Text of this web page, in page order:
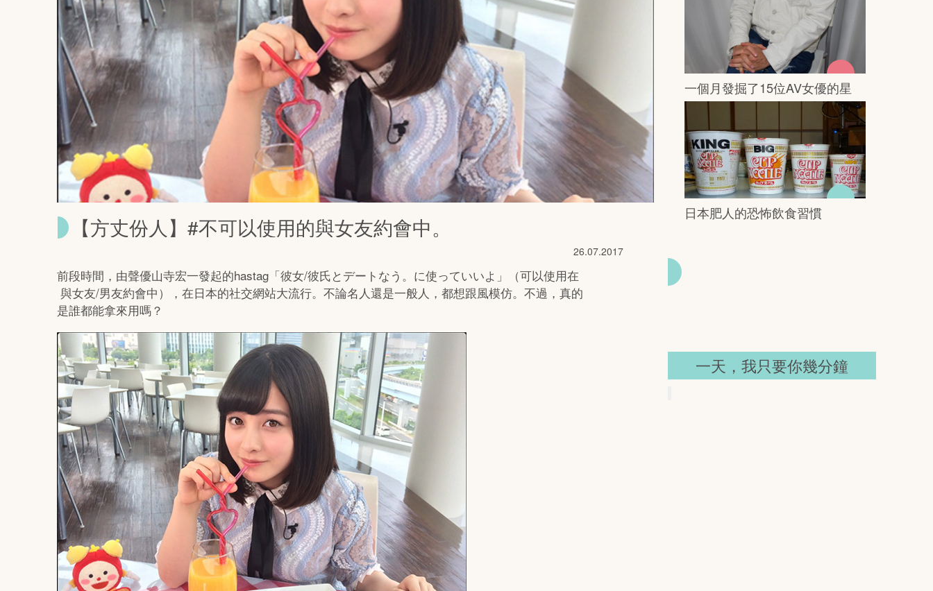
【方丈份人】#不可以使用的與女友約會中。
26.07.2017
前段時間，由聲優山寺宏一發起的hastag「彼女/彼氏とデートなう。に使っていいよ」（可以使用在
與女友/男友約會中），在日本的社交網站大流行。不論名人還是一般人，都想跟風模仿。不過，真的
是誰都能拿來用嗎？
一個月發掘了15位AV女優的星
探，有甚麼技巧？
日本肥人的恐怖飲食習慣
一天，我只要你幾分鐘